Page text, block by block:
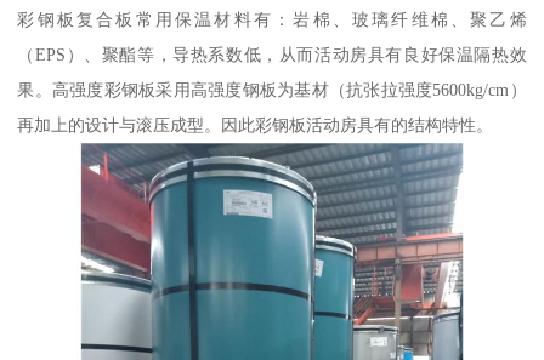
彩钢板复合板常用保温材料有：岩棉、玻璃纤维棉、聚乙烯
（EPS）、聚酯等，导热系数低，从而活动房具有良好保温隔热效
果。高强度彩钢板采用高强度钢板为基材（抗张拉强度5600kg/cm）
再加上的设计与滚压成型。因此彩钢板活动房具有的结构特性。